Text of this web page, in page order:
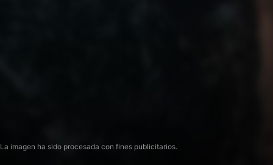
La imagen ha sido procesada con fines publicitarios.